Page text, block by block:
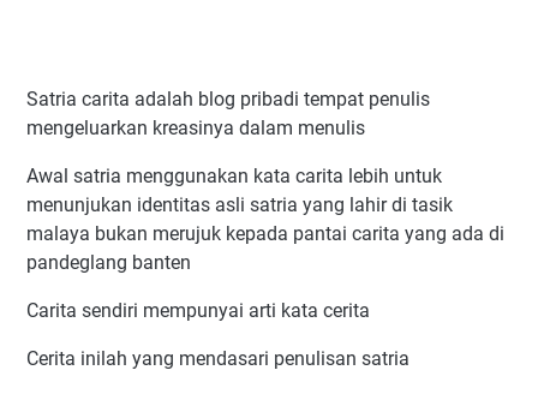
Satria carita adalah blog pribadi tempat penulis
mengeluarkan kreasinya dalam menulis
Awal satria menggunakan kata carita lebih untuk
menunjukan identitas asli satria yang lahir di tasik
malaya bukan merujuk kepada pantai carita yang ada di
pandeglang banten
Carita sendiri mempunyai arti kata cerita
Cerita inilah yang mendasari penulisan satria